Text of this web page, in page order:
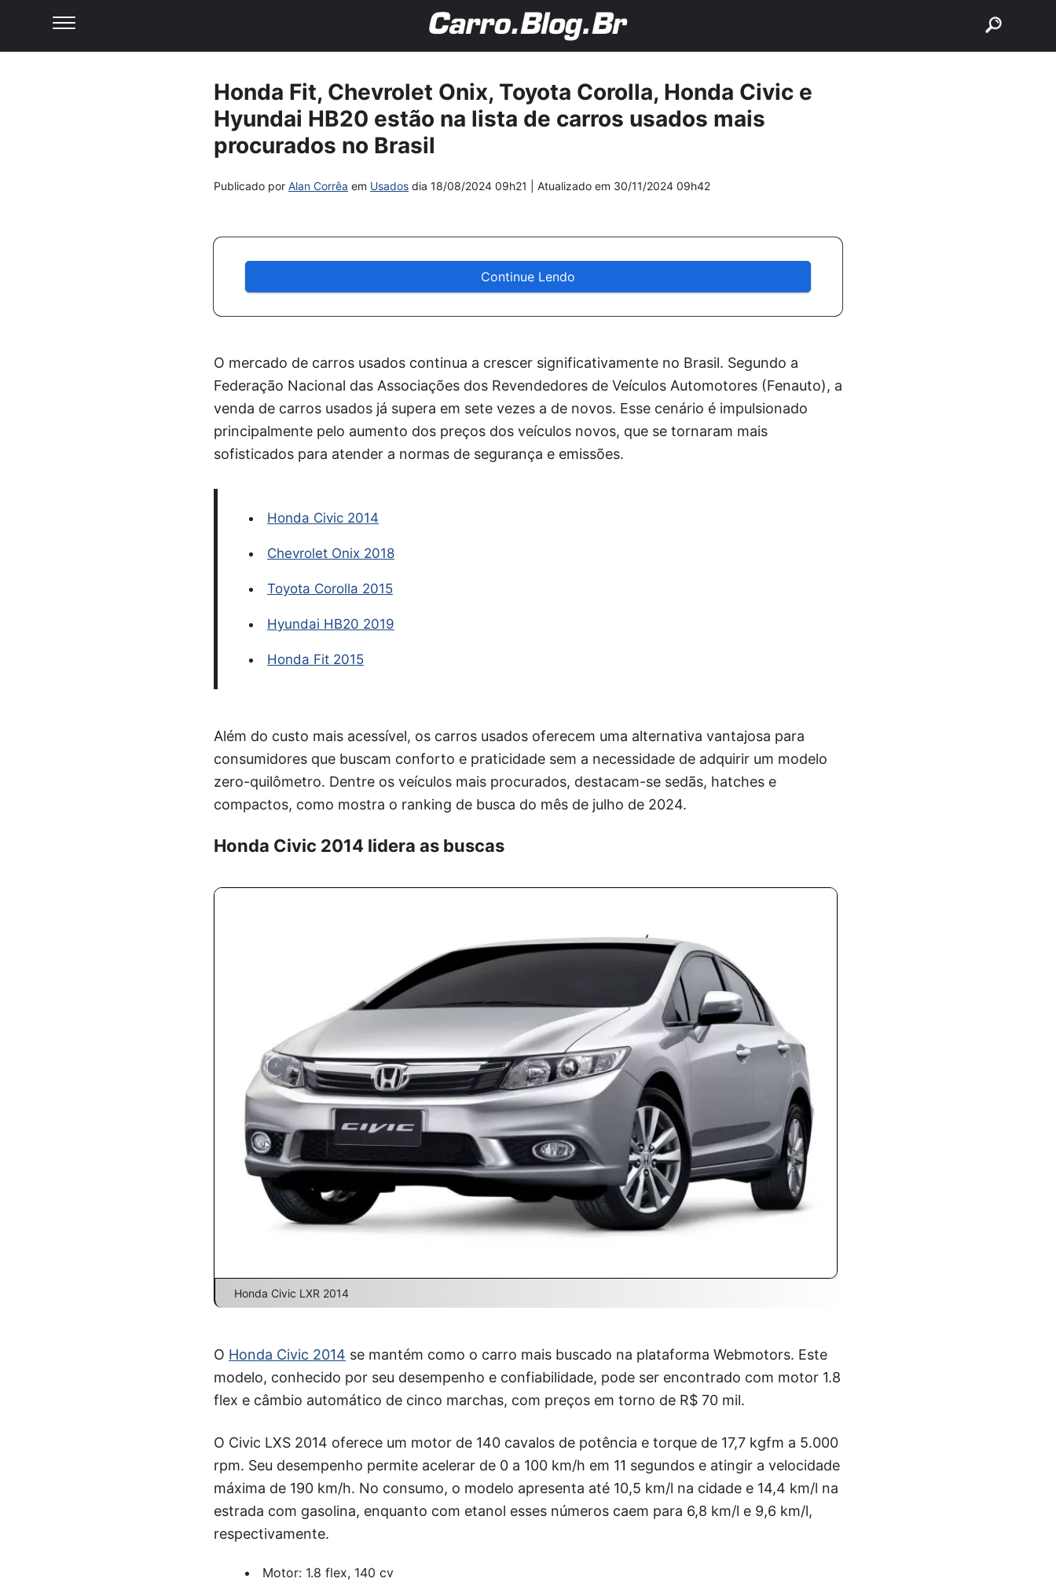
Honda Fit, Chevrolet Onix, Toyota Corolla, Honda Civic e
Hyundai HB20 estão na lista de carros usados mais
procurados no Brasil
Publicado por Alan Corrêa em Usados dia 18/08/2024 09h21 | Atualizado em 30/11/2024 09h42
Continue Lendo
O mercado de carros usados continua a crescer significativamente no Brasil. Segundo a
Federação Nacional das Associações dos Revendedores de Veículos Automotores (Fenauto), a
venda de carros usados já supera em sete vezes a de novos. Esse cenário é impulsionado
principalmente pelo aumento dos preços dos veículos novos, que se tornaram mais
sofisticados para atender a normas de segurança e emissões.
Honda Civic 2014
Chevrolet Onix 2018
Toyota Corolla 2015
Hyundai HB20 2019
Honda Fit 2015
Além do custo mais acessível, os carros usados oferecem uma alternativa vantajosa para
consumidores que buscam conforto e praticidade sem a necessidade de adquirir um modelo
zero-quilômetro. Dentre os veículos mais procurados, destacam-se sedãs, hatches e
compactos, como mostra o ranking de busca do mês de julho de 2024.
Honda Civic 2014 lidera as buscas
Honda Civic LXR 2014
O Honda Civic 2014 se mantém como o carro mais buscado na plataforma Webmotors. Este
modelo, conhecido por seu desempenho e confiabilidade, pode ser encontrado com motor 1.8
flex e câmbio automático de cinco marchas, com preços em torno de R$ 70 mil.
O Civic LXS 2014 oferece um motor de 140 cavalos de potência e torque de 17,7 kgfm a 5.000
rpm. Seu desempenho permite acelerar de 0 a 100 km/h em 11 segundos e atingir a velocidade
máxima de 190 km/h. No consumo, o modelo apresenta até 10,5 km/l na cidade e 14,4 km/l na
estrada com gasolina, enquanto com etanol esses números caem para 6,8 km/l e 9,6 km/l,
respectivamente.
Motor: 1.8 flex, 140 cv